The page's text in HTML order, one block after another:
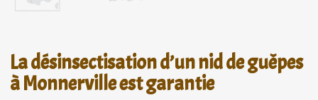
La désinsectisation d’un nid de guêpes
à Monnerville est garantie